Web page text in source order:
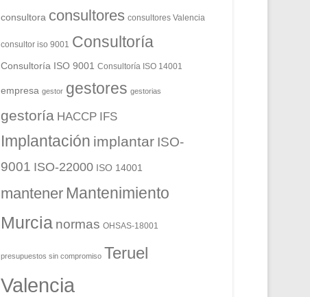
consultora consultores consultores Valencia
consultor iso 9001 Consultoría
Consultoría ISO 9001 Consultoría ISO 14001
empresa gestor gestores gestorias
gestoría HACCP IFS
Implantación implantar ISO-
9001 ISO-22000 ISO 14001
mantener Mantenimiento
Murcia normas OHSAS-18001
presupuestos sin compromiso Teruel
Valencia